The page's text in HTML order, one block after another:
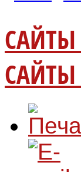
САЙТЫ
САЙТЫ